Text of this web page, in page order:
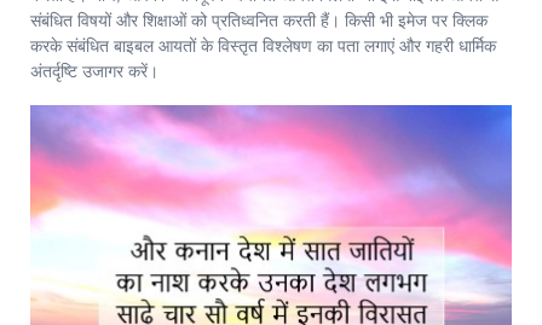
संबंधित विषयों और शिक्षाओं को प्रतिध्वनित करती हैं। किसी भी इमेज पर क्लिक
करके संबंधित बाइबल आयतों के विस्तृत विश्लेषण का पता लगाएं और गहरी धार्मिक
अंतर्दृष्टि उजागर करें।